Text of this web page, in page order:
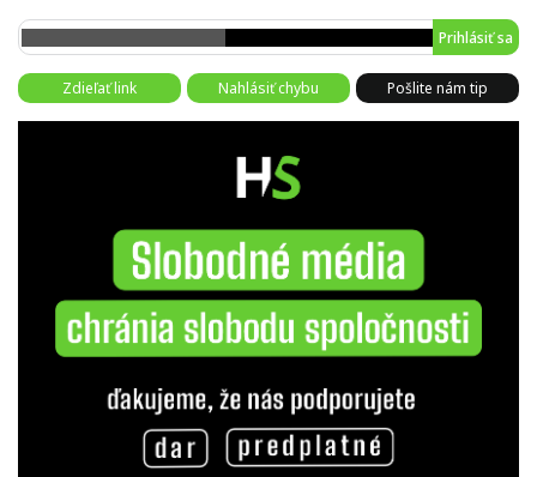
Prihlásiť sa
Zdieľať link Nahlásiť chybu Pošlite nám tip